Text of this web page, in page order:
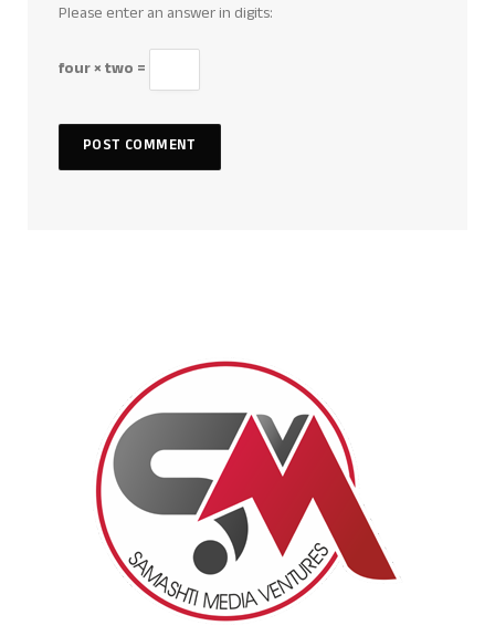
Please enter an answer in digits:
four × two =